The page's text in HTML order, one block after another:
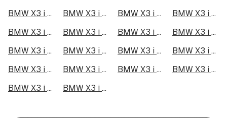
BMW X3 i Bodø
BMW X3 i Arendal BMW X3 i Hamar
BMW X3 i Larvik
BMW X3 i Halden
BMW X3 i Lillehammer BMW X3 i Molde
BMW X3 i Kongsberg
BMW X3 i Harstad
BMW X3 i Gjøvik BMW X3 i Sarpsborg
BMW X3 i Sandefjord
BMW X3 i Kristiansund
BMW X3 i Tromsdalen BMW X3 i Narvik
BMW X3 i Steinkjer
BMW X3 i Haugesund
BMW X3 i Alta